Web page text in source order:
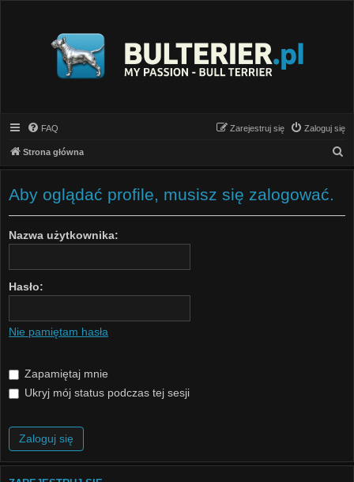
FAQ Zaloguj się
Zarejestruj się
Strona główna
z
Aby oglądać profile, musisz się zalogować.
Nazwa użytkownika:
Hasło:
Nie pamiętam hasła
Zapamiętaj mnie
Ukryj mój status podczas tej sesji